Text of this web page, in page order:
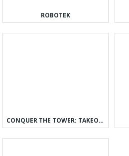
ROBOTEK
CONQUER THE TOWER: TAKEOVER